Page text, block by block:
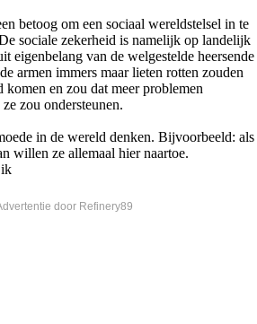
betoog om een sociaal wereldstelsel in te
sociale zekerheid is namelijk op landelijk
eigenbelang van de welgestelde heersende
armen immers maar lieten rotten zouden
komen en zou dat meer problemen
zou ondersteunen.
in de wereld denken. Bijvoorbeeld: als
willen ze allemaal hier naartoe.
ik
door Refinery89